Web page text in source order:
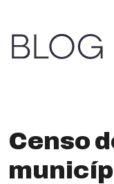
Censo